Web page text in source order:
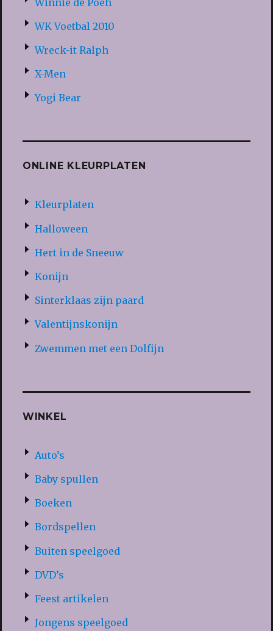
WK Voetbal 2010
Wreck-it Ralph
X-Men
Yogi Bear
ONLINE KLEURPLATEN
Kleurplaten
Halloween
Hert in de Sneeuw
Konijn
Sinterklaas zijn paard
Valentijnskonijn
Zwemmen met een Dolfijn
WINKEL
Auto’s
Baby spullen
Boeken
Bordspellen
Buiten speelgoed
DVD’s
Feest artikelen
Jongens speelgoed